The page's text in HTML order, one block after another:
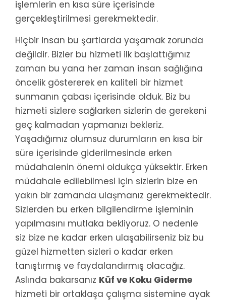
işlemlerin en kısa süre içerisinde
gerçekleştirilmesi gerekmektedir.
Hiçbir insan bu şartlarda yaşamak zorunda
değildir. Bizler bu hizmeti ilk başlattığımız
zaman bu yana her zaman insan sağlığına
öncelik göstererek en kaliteli bir hizmet
sunmanın çabası içerisinde olduk. Biz bu
hizmeti sizlere sağlarken sizlerin de gerekeni
geç kalmadan yapmanızı bekleriz.
Yaşadığımız olumsuz durumların en kısa bir
süre içerisinde giderilmesinde erken
müdahalenin önemi oldukça yüksektir. Erken
müdahale edilebilmesi için sizlerin bize en
yakın bir zamanda ulaşmanız gerekmektedir.
Sizlerden bu erken bilgilendirme işleminin
yapılmasını mutlaka bekliyoruz. O nedenle
siz bize ne kadar erken ulaşabilirseniz biz bu
güzel hizmetten sizleri o kadar erken
tanıştırmış ve faydalandırmış olacağız.
Aslında bakarsanız Küf ve Koku Giderme
hizmeti bir ortaklaşa çalışma sistemine ayak